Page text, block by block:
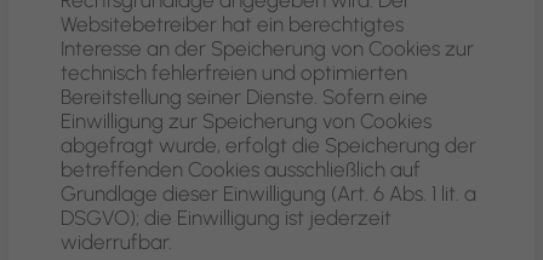
Websitebetreiber hat ein berechtigtes
Interesse an der Speicherung von Cookies zur
technisch fehlerfreien und optimierten
Bereitstellung seiner Dienste. Sofern eine
Einwilligung zur Speicherung von Cookies
abgefragt wurde, erfolgt die Speicherung der
betreffenden Cookies ausschließlich auf
Grundlage dieser Einwilligung (Art. 6 Abs. 1 lit. a
DSGVO); die Einwilligung ist jederzeit
widerrufbar.